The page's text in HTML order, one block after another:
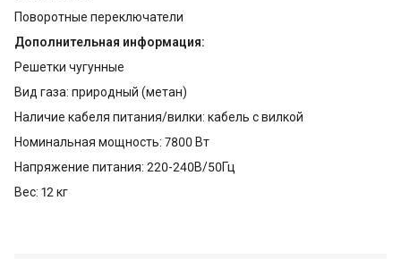
Поворотные переключатели
Дополнительная информация:
Решетки чугунные
Вид газа: природный (метан)
Наличие кабеля питания/вилки: кабель с вилкой
Номинальная мощность: 7800 Вт
Напряжение питания: 220-240В/50Гц
Вес: 12 кг